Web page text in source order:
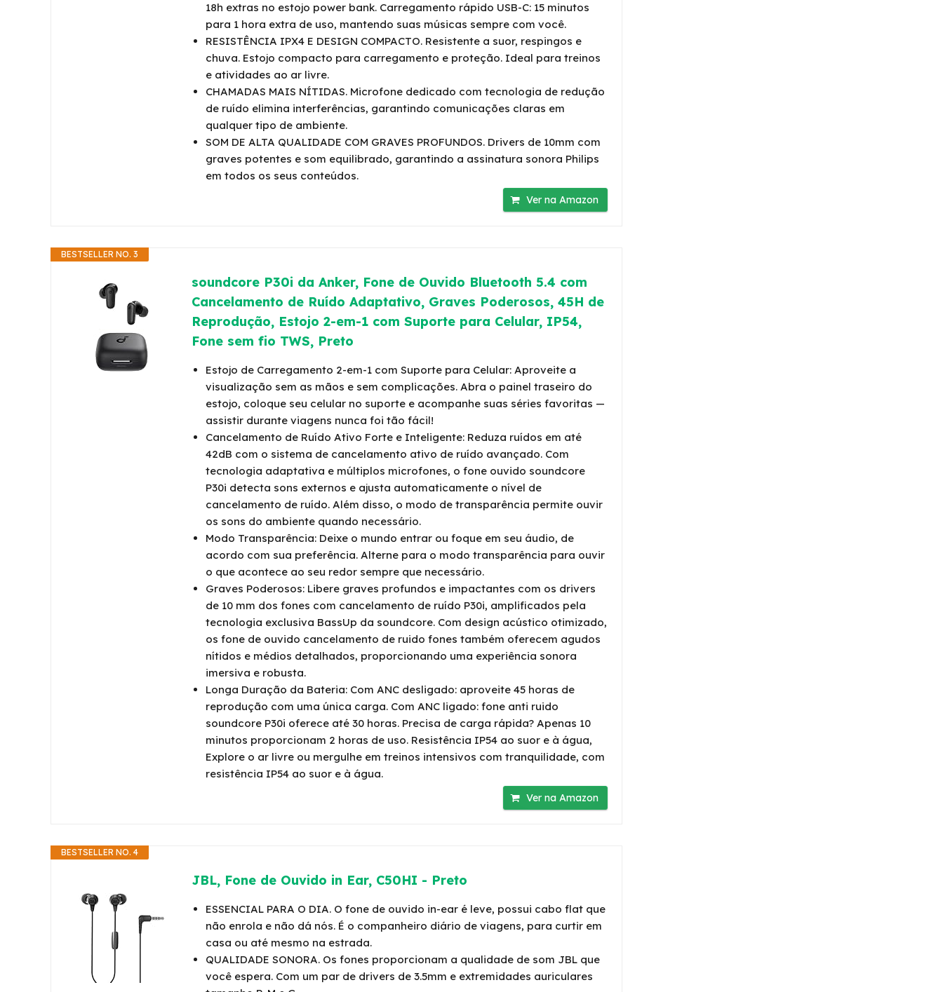
18h extras no estojo power bank. Carregamento rápido USB-C: 15 minutos
para 1 hora extra de uso, mantendo suas músicas sempre com você.
RESISTÊNCIA IPX4 E DESIGN COMPACTO. Resistente a suor, respingos e
chuva. Estojo compacto para carregamento e proteção. Ideal para treinos
e atividades ao ar livre.
CHAMADAS MAIS NÍTIDAS. Microfone dedicado com tecnologia de redução
de ruído elimina interferências, garantindo comunicações claras em
qualquer tipo de ambiente.
SOM DE ALTA QUALIDADE COM GRAVES PROFUNDOS. Drivers de 10mm com
graves potentes e som equilibrado, garantindo a assinatura sonora Philips
em todos os seus conteúdos.
Ver na Amazon
BESTSELLER NO. 3
soundcore P30i da Anker, Fone de Ouvido Bluetooth 5.4 com
Cancelamento de Ruído Adaptativo, Graves Poderosos, 45H de
Reprodução, Estojo 2-em-1 com Suporte para Celular, IP54,
Fone sem fio TWS, Preto
Estojo de Carregamento 2-em-1 com Suporte para Celular: Aproveite a
visualização sem as mãos e sem complicações. Abra o painel traseiro do
estojo, coloque seu celular no suporte e acompanhe suas séries favoritas —
assistir durante viagens nunca foi tão fácil!
Cancelamento de Ruído Ativo Forte e Inteligente: Reduza ruídos em até
42dB com o sistema de cancelamento ativo de ruído avançado. Com
tecnologia adaptativa e múltiplos microfones, o fone ouvido soundcore
P30i detecta sons externos e ajusta automaticamente o nível de
cancelamento de ruído. Além disso, o modo de transparência permite ouvir
os sons do ambiente quando necessário.
Modo Transparência: Deixe o mundo entrar ou foque em seu áudio, de
acordo com sua preferência. Alterne para o modo transparência para ouvir
o que acontece ao seu redor sempre que necessário.
Graves Poderosos: Libere graves profundos e impactantes com os drivers
de 10 mm dos fones com cancelamento de ruído P30i, amplificados pela
tecnologia exclusiva BassUp da soundcore. Com design acústico otimizado,
os fone de ouvido cancelamento de ruido fones também oferecem agudos
nítidos e médios detalhados, proporcionando uma experiência sonora
imersiva e robusta.
Longa Duração da Bateria: Com ANC desligado: aproveite 45 horas de
reprodução com uma única carga. Com ANC ligado: fone anti ruido
soundcore P30i oferece até 30 horas. Precisa de carga rápida? Apenas 10
minutos proporcionam 2 horas de uso. Resistência IP54 ao suor e à água,
Explore o ar livre ou mergulhe em treinos intensivos com tranquilidade, com
resistência IP54 ao suor e à água.
Ver na Amazon
BESTSELLER NO. 4
JBL, Fone de Ouvido in Ear, C50HI - Preto
ESSENCIAL PARA O DIA. O fone de ouvido in-ear é leve, possui cabo flat que
não enrola e não dá nós. É o companheiro diário de viagens, para curtir em
casa ou até mesmo na estrada.
QUALIDADE SONORA. Os fones proporcionam a qualidade de som JBL que
você espera. Com um par de drivers de 3.5mm e extremidades auriculares